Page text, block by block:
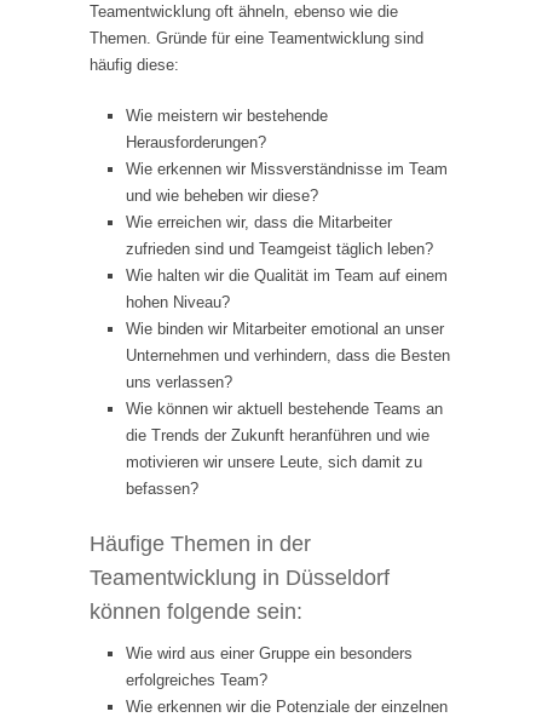
Teamentwicklung oft ähneln, ebenso wie die
Themen. Gründe für eine Teamentwicklung sind
häufig diese:
Wie meistern wir bestehende
Herausforderungen?
Wie erkennen wir Missverständnisse im Team
und wie beheben wir diese?
Wie erreichen wir, dass die Mitarbeiter
zufrieden sind und Teamgeist täglich leben?
Wie halten wir die Qualität im Team auf einem
hohen Niveau?
Wie binden wir Mitarbeiter emotional an unser
Unternehmen und verhindern, dass die Besten
uns verlassen?
Wie können wir aktuell bestehende Teams an
die Trends der Zukunft heranführen und wie
motivieren wir unsere Leute, sich damit zu
befassen?
Häufige Themen in der
Teamentwicklung in Düsseldorf
können folgende sein:
Wie wird aus einer Gruppe ein besonders
erfolgreiches Team?
Wie erkennen wir die Potenziale der einzelnen